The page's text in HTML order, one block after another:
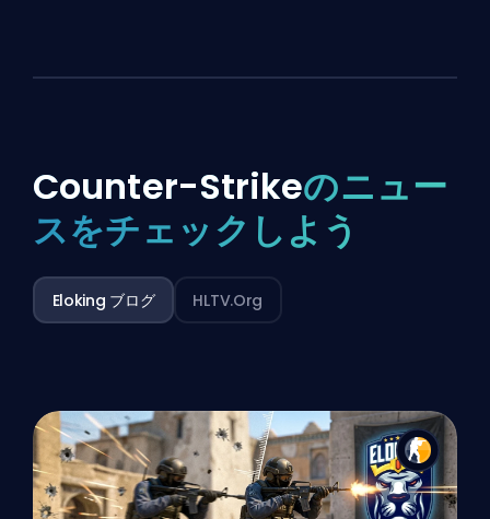
Counter-Strikeのニュー
スをチェックしよう
Eloking ブログ HLTV.org